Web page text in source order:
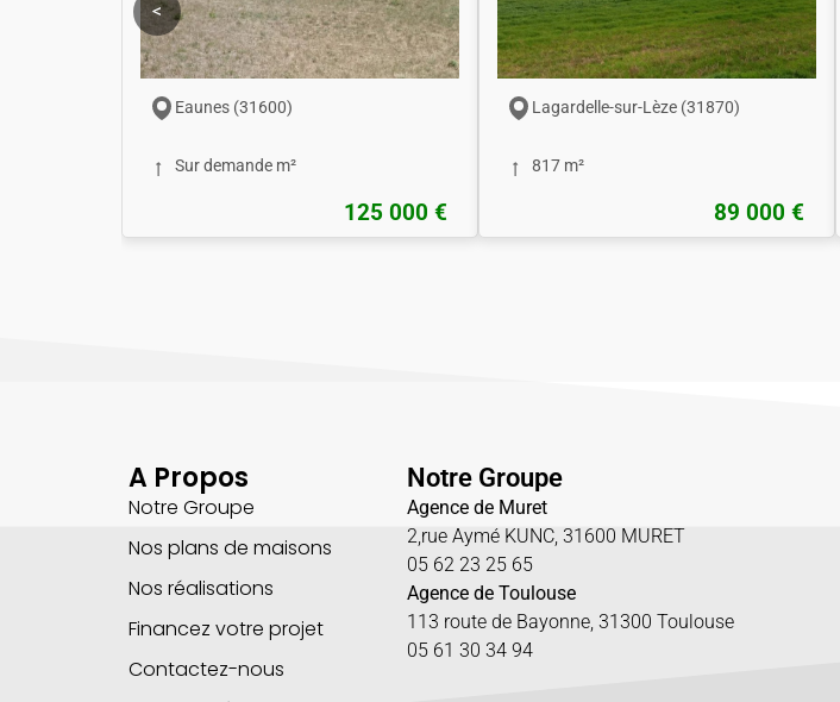
<
Eaunes (31600)
Sur demande m²
125 000 €
Lagardelle-sur-Lèze (31870)
817 m²
89 000 €
A Propos
Notre Groupe
Nos plans de maisons
Nos réalisations
Financez votre projet
Contactez-nous
Notre Groupe
Agence de Muret
2,rue Aymé KUNC, 31600 MURET
05 62 23 25 65
Agence de Toulouse
113 route de Bayonne, 31300 Toulouse
05 61 30 34 94